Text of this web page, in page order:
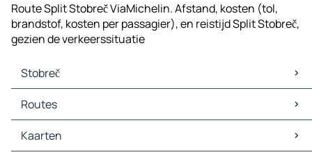
Route Split Stobreč ViaMichelin. Afstand, kosten (tol,
brandstof, kosten per passagier), en reistijd Split Stobreč,
gezien de verkeerssituatie
Stobreč
Stobreč Kaarten
Stobreč Verkeer
Stobreč Hotels
Stobreč Restaurants
Routes
Routes Stobreč - Split
Routes Stobreč - Trogir
Kaarten